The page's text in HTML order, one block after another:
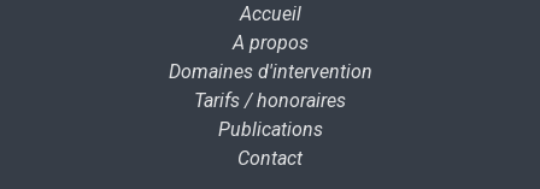
Accueil
A propos
Domaines d'intervention
Tarifs / honoraires
Publications
Contact